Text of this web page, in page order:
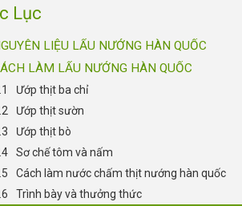
Lục
LIỆU LẨU NƯỚNG HÀN QUỐC
LÀM LẨU NƯỚNG HÀN QUỐC
Ướp thịt ba chỉ
Ướp thịt sườn
Ướp thịt bò
Sơ chế tôm và nấm
Cách làm nước chấm thịt nướng hàn quốc
Trình bày và thưởng thức